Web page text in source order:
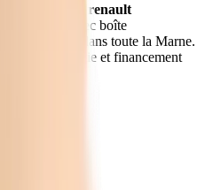
renault
avec boîte
à et dans toute la Marne.
gratuit, garantie et financement